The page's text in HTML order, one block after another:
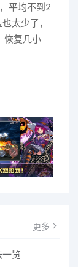
平均不到2
太少了，
恢复几小
更多
览